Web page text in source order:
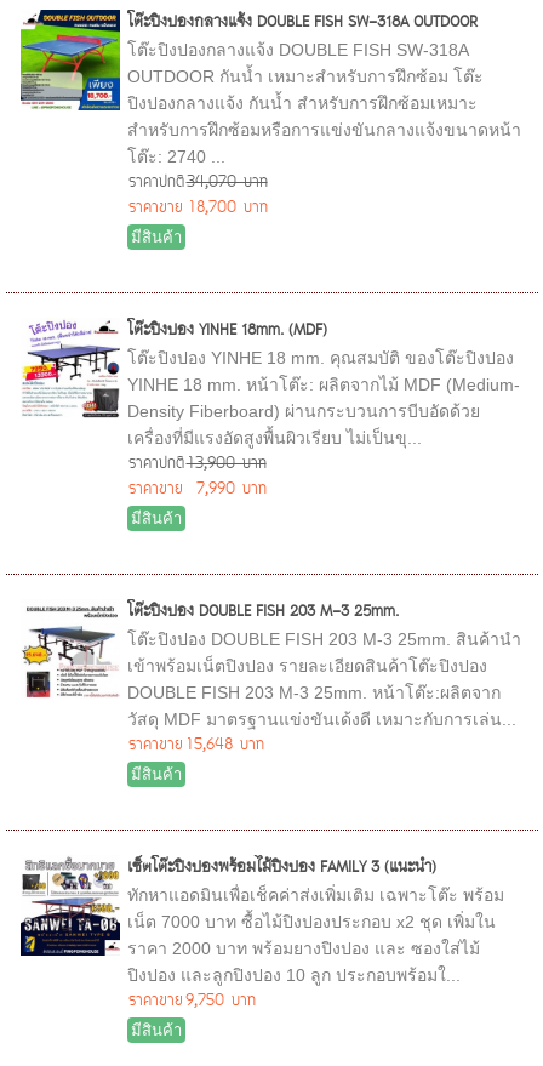
โต๊ะปิงปองกลางแจ้ง DOUBLE FISH SW-318A OUTDOOR
โต๊ะปิงปองกลางแจ้ง DOUBLE FISH SW-318A
OUTDOOR กันน้ำ เหมาะสำหรับการฝึกซ้อม โต๊ะ
ปิงปองกลางแจ้ง กันน้ำ สำหรับการฝึกซ้อมเหมาะ
สำหรับการฝึกซ้อมหรือการแข่งขันกลางแจ้งขนาดหน้า
โต๊ะ: 2740 ...
ราคาปกติ34,070 บาท
ราคาขาย 18,700 บาท
มีสินค้า
โต๊ะปิงปอง YINHE 18mm. (MDF)
โต๊ะปิงปอง YINHE 18 mm. คุณสมบัติ ของโต๊ะปิงปอง
YINHE 18 mm. หน้าโต๊ะ: ผลิตจากไม้ MDF (Medium-
Density Fiberboard) ผ่านกระบวนการบีบอัดด้วย
เครื่องที่มีแรงอัดสูงพื้นผิวเรียบ ไม่เป็นขุ...
ราคาปกติ13,900 บาท
ราคาขาย
7,990 บาท
มีสินค้า
โต๊ะปิงปอง DOUBLE FISH 203 M-3 25mm.
โต๊ะปิงปอง DOUBLE FISH 203 M-3 25mm. สินค้านำ
เข้าพร้อมเน็ตปิงปอง รายละเอียดสินค้าโต๊ะปิงปอง
DOUBLE FISH 203 M-3 25mm. หน้าโต๊ะ:ผลิตจาก
วัสดุ MDF มาตรฐานแข่งขันเด้งดี เหมาะกับการเล่น...
ราคาขาย 15,648 บาท
มีสินค้า
เซ็ตโต๊ะปิงปองพร้อมไม้ปิงปอง FAMILY 3 (แนะนำ)
ทักหาแอดมินเพื่อเช็คค่าส่งเพิ่มเติม เฉพาะโต๊ะ พร้อม
เน็ต 7000 บาท ซื้อไม้ปิงปองประกอบ x2 ชุด เพิ่มใน
ราคา 2000 บาท พร้อมยางปิงปอง และ ซองใส่ไม้
ปิงปอง และลูกปิงปอง 10 ลูก ประกอบพร้อมใ...
ราคาขาย9,750 บาท
มีสินค้า